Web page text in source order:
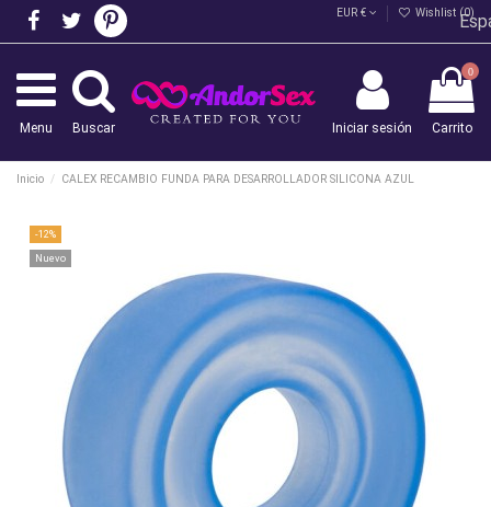
EUR € Wishlist (0)
Menu Buscar Iniciar sesión
0
Carrito
Inicio CALEX RECAMBIO FUNDA PARA DESARROLLADOR SILICONA AZUL
-12%
Nuevo